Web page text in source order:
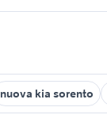
nuova kia sorento